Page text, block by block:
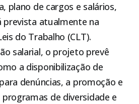
plano de cargos e salários,
prevista atualmente na
do Trabalho (CLT).
salarial, o projeto prevê
a disponibilização de
denúncias, a promoção e
de diversidade e